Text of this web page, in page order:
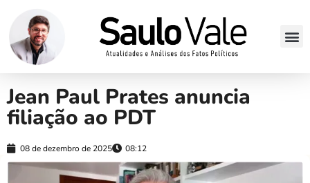
Jean Paul Prates anuncia
filiação ao PDT
08 de dezembro de 2025 08:12